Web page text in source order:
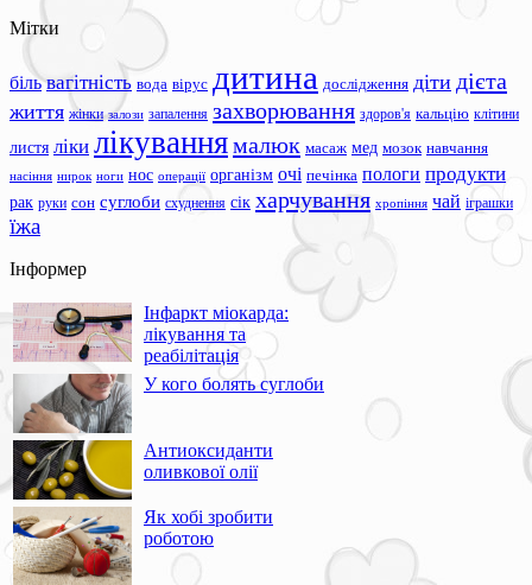
Мітки
біль вагітність вода вірус дитина дослідження діти дієта
життя жінки залози запалення захворювання здоров'я кальцію клітини
листя ліки лікуваннямалюк масаж мед мозок навчання
насіння нирок ноги нос операції організм очі печінка пологи продукти
рак руки сон суглоби схуднення сік харчування хропіння чай іграшки
їжа
Інформер
Інфаркт міокарда:
лікування та
реабілітація
У кого болять суглоби
Антиоксиданти
оливкової олії
Як хобі зробити
роботою